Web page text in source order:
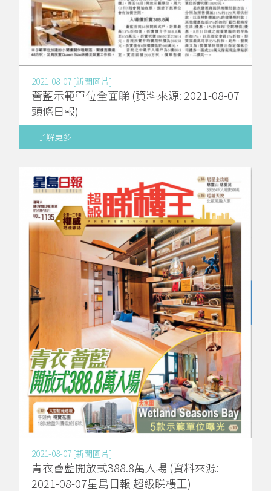
2021-08-07 [新聞圖片]
薈藍示範單位全面睇 (資料來源: 2021-08-07
頭條日報)
了解更多
2021-08-07 [新聞圖片]
青衣薈藍開放式388.8萬入場 (資料來源:
2021-08-07星島日報 超級睇樓王)